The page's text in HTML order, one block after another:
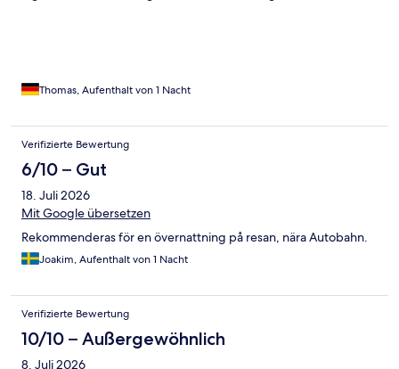
sich dann eine Treppe hoch Im innenhof am nächsten Tsg saßen
Innenhof, naja ok aber nicht unbedingt zu empfehlen.
Thomas, Aufenthalt von 1 Nacht
Verifizierte Bewertung
6/10 – Gut
18. Juli 2026
Mit Google übersetzen
Rekommenderas för en övernattning på resan, nära Autobahn.
Joakim, Aufenthalt von 1 Nacht
Verifizierte Bewertung
10/10 – Außergewöhnlich
8. Juli 2026